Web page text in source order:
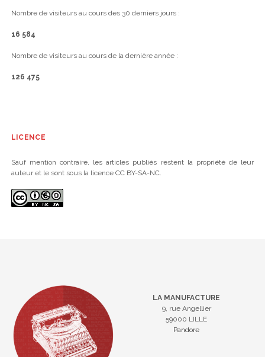
Nombre de visiteurs au cours des 30 derniers jours :
16 584
Nombre de visiteurs au cours de la dernière année :
126 475
LICENCE
Sauf mention contraire, les articles publiés restent la propriété de leur
auteur et le sont sous la licence CC BY-SA-NC.
LA MANUFACTURE
9, rue Angellier
59000 LILLE
Pandore